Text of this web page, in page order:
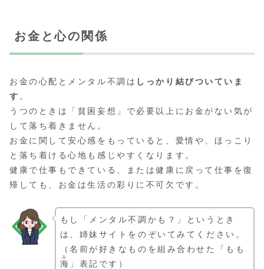
お金と心の関係
お金の心配とメンタル不調は しっかり結びついていま
す 。
うつのときは「貧困妄想」で必要以上にお金がない気が
して落ち着きません。
お金に関して安心感をもっていると、愛情や、ほっこり
と落ち着ける心地も感じやすくなります。
健康で仕事もできている、または健康に戻って仕事を復
帰しても、お金は生活の彩りに不可欠です。
もし「メンタル不調かも？」というとき
は、姉妹サイトをのぞいてみてください。
（名前が好きなものを組み合わせた「もも
海
み
」表記です）